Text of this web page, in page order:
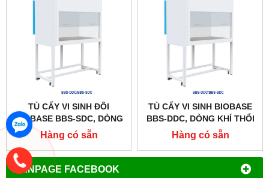
FANPAGE FACEBOOK
TỦ CẤY VI SINH ĐÔI
BIOBASE BBS-SDC, DÒNG
KHÍ THỔI ĐỨNG
Hàng có sẵn
TỦ CẤY VI SINH BIOBASE
BBS-DDC, DÒNG KHÍ THỔI
ĐỨNG
Hàng có sẵn